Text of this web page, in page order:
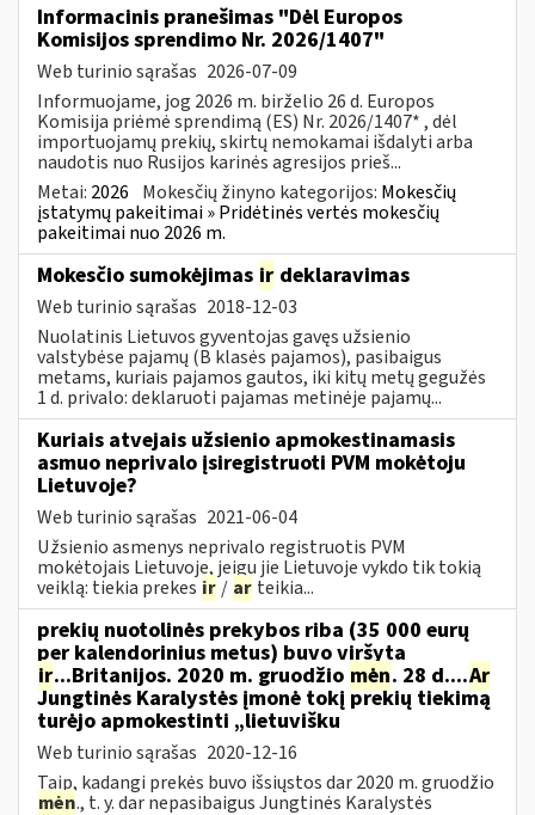
Informacinis pranešimas "Dėl Europos
Komisijos sprendimo Nr. 2026/1407"
Web turinio sąrašas 2026-07-09
Informuojame, jog 2026 m. birželio 26 d. Europos
Komisija priėmė sprendimą (ES) Nr. 2026/1407* , dėl
importuojamų prekių, skirtų nemokamai išdalyti arba
naudotis nuo Rusijos karinės agresijos prieš...
Metai: 2026 Mokesčių žinyno kategorijos: Mokesčių
įstatymų pakeitimai » Pridėtinės vertės mokesčių
pakeitimai nuo 2026 m.
Mokesčio sumokėjimas ir deklaravimas
Web turinio sąrašas 2018-12-03
Nuolatinis Lietuvos gyventojas gavęs užsienio
valstybėse pajamų (B klasės pajamos), pasibaigus
metams, kuriais pajamos gautos, iki kitų metų gegužės
1 d. privalo: deklaruoti pajamas metinėje pajamų...
Kuriais atvejais užsienio apmokestinamasis
asmuo neprivalo įsiregistruoti PVM mokėtoju
Lietuvoje?
Web turinio sąrašas 2021-06-04
Užsienio asmenys neprivalo registruotis PVM
mokėtojais Lietuvoje, jeigu jie Lietuvoje vykdo tik tokią
veiklą: tiekia prekes ir / ar teikia...
prekių nuotolinės prekybos riba (35 000 eurų
per kalendorinius metus) buvo viršyta
ir...Britanijos. 2020 m. gruodžio mėn. 28 d....Ar
Jungtinės Karalystės įmonė tokį prekių tiekimą
turėjo apmokestinti „lietuvišku
Web turinio sąrašas 2020-12-16
Taip, kadangi prekės buvo išsiųstos dar 2020 m. gruodžio
mėn., t. y. dar nepasibaigus Jungtinės Karalystės